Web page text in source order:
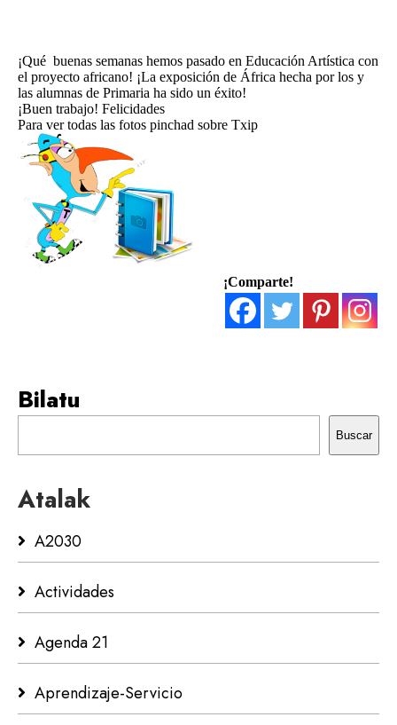
¡Qué buenas semanas hemos pasado en Educación Artística con
el proyecto africano! ¡La exposición de África hecha por los y
las alumnas de Primaria ha sido un éxito!
¡Buen trabajo! Felicidades
Para ver todas las fotos pinchad sobre Txip
¡Comparte!
Bilatu
Buscar
Atalak
A2030
Actividades
Agenda 21
Aprendizaje-Servicio